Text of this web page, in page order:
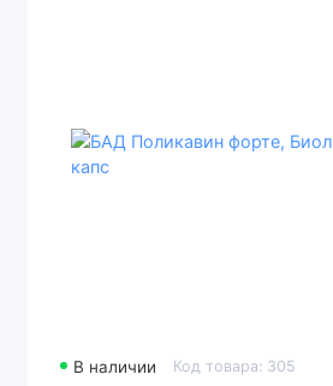
В наличии Код товара: 305